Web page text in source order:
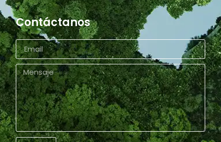
Contáctanos